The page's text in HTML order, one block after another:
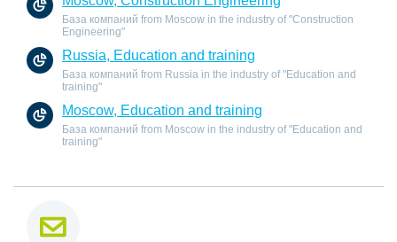
База компаний from Moscow in the industry of "Construction
Engineering"
Russia, Education and training
База компаний from Russia in the industry of "Education and
training"
Moscow, Education and training
База компаний from Moscow in the industry of "Education and
training"